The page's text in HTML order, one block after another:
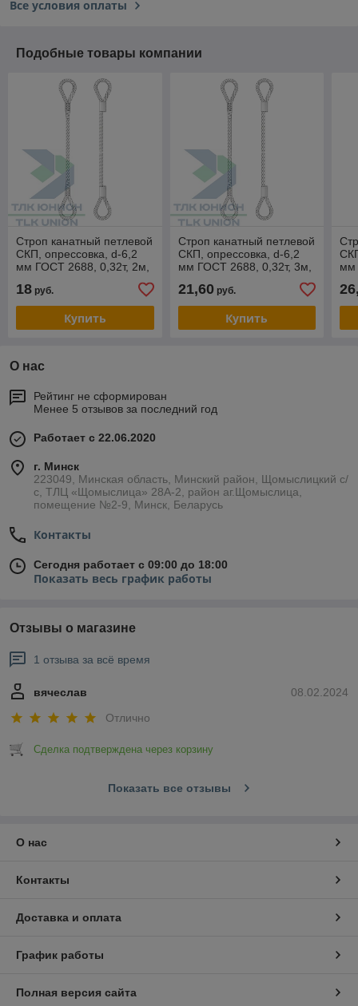
Все условия оплаты
Подобные товары компании
Строп канатный петлевой
СКП, опрессовка, d-6,2
мм ГОСТ 2688, 0,32т, 2м,
18 руб.
Купить
Строп канатный петлевой
СКП, опрессовка, d-6,2
мм ГОСТ 2688, 0,32т, 3м,
21,60руб.
Купить
мм
О нас
Рейтинг не сформирован
Менее 5 отзывов за последний год
Работает с 22.06.2020
г. Минск
223049, Минская область, Минский район, Щомыслицкий с/
с, ТЛЦ «Щомыслица» 28А-2, район аг.Щомыслица,
помещение №2-9, Минск, Беларусь
Контакты
Сегодня работает с 09:00 до 18:00
Показать весь график работы
Отзывы о магазине
1 отзыва за всё время
08.02.2024
вячеслав
Отлично
Сделка подтверждена через корзину
Показать все отзывы
О нас
Контакты
Доставка и оплата
График работы
Полная версия сайта